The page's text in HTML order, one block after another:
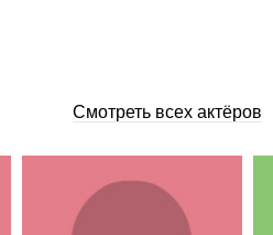
Смотреть всех актёров